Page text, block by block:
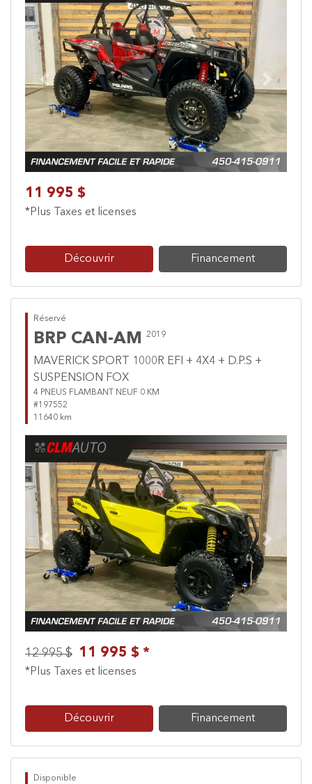
Previous Next
11 995 $
*Plus Taxes et licenses
Découvrir Financement
Réservé
BRP CAN-AM 2019
MAVERICK SPORT 1000R EFI + 4X4 + D.P.S +
SUSPENSION FOX
4 PNEUS FLAMBANT NEUF 0 KM
#197552
11640 km
Previous Next
12 995 $ 11 995 $ *
*Plus Taxes et licenses
Découvrir Financement
Disponible